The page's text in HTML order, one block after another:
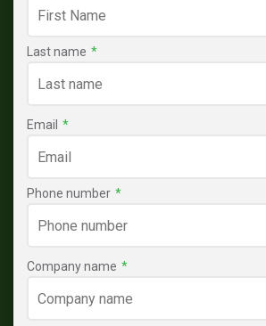
Last name *
Email *
Phone number *
Company name *